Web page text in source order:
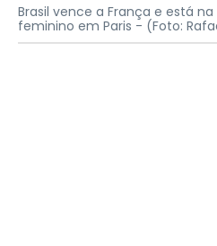
Brasil vence a França e está
feminino em Paris - (Foto: